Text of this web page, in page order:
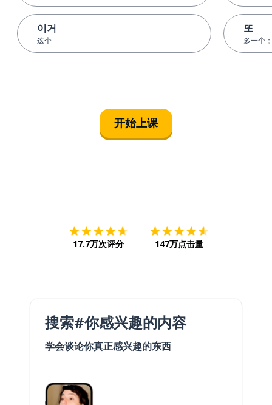
이거
这个
또
多一个
开始上课
17.7万次评分 147万点击量
搜索#你感兴趣的内容
学会谈论你真正感兴趣的东西